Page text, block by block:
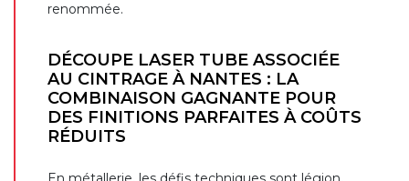
renommée.
DÉCOUPE LASER TUBE ASSOCIÉE
AU CINTRAGE À NANTES : LA
COMBINAISON GAGNANTE POUR
DES FINITIONS PARFAITES À COÛTS
RÉDUITS